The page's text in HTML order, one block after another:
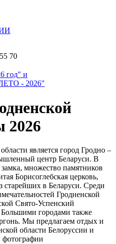
70
6 год" и
- 2026"
2026
является город Гродно –
центр Беларуси. В
множество памятников
Борисоглебская церковь,
старейших в Беларуси. Среди
Гродненской
Свято-Успенский
городами также
Мы предлагаем отдых и
области Белоруссии и
фотографии